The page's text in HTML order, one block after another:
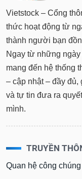
Vietstock – Cổng
thức hoạt động từ
thành người bạn
Ngay từ những
mang đến hệ thống
– cập nhật – đầy
và tự tin đưa ra
mình.
TRUYỀN
Quan hệ công